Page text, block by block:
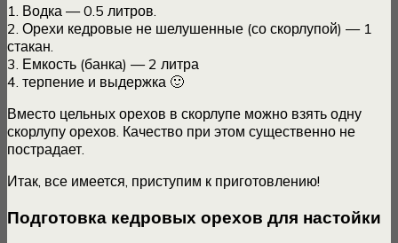
1. Водка — 0.5 литров.
2. Орехи кедровые не шелушенные (со скорлупой) — 1
стакан.
3. Емкость (банка) — 2 литра
4. терпение и выдержка 🙂
Вместо цельных орехов в скорлупе можно взять одну
скорлупу орехов. Качество при этом существенно не
пострадает.
Итак, все имеется, приступим к приготовлению!
Подготовка кедровых орехов для настойки